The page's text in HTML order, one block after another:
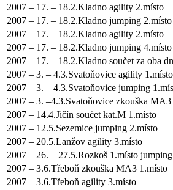
2007 – 17. – 18.2.Kladno agility 2.místo
2007 – 17. – 18.2.Kladno jumping 2.místo
2007 – 17. – 18.2.Kladno agility 2.místo
2007 – 17. – 18.2.Kladno jumping 4.místo
2007 – 17. – 18.2.Kladno součet za oba
2007 – 3. – 4.3.Svatoňovice agility 1.místo
2007 – 3. – 4.3.Svatoňovice jumping
2007 – 3. –4.3.Svatoňovice zkouška MA3
2007 – 14.4.Jičín součet kat.M 1.místo
2007 – 12.5.Sezemice jumping 2.místo
2007 – 20.5.Lanžov agility 3.místo
2007 – 26. – 27.5.Rozkoš 1.místo jumping
2007 – 3.6.Třeboň zkouška MA3 1.místo
2007 – 3.6.Třeboň agility 3.místo